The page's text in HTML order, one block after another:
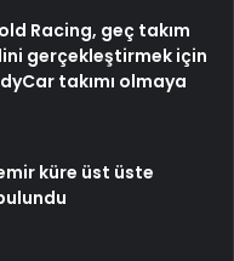
Racing, geç takım
gerçekleştirmek için
takımı olmaya
küre üst üste